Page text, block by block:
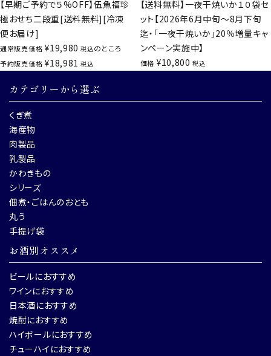
【早期ご予約で５%OFF】伍魚福珍
極おせち二段重[送料無料][冷凍
便お届け]
通常販売価格 ¥19,980 税込のところ
予約販売価格 ¥18,981 税込
【送料無料】一夜干焼いか１０袋セ
ット【2026年6月中旬～8月下旬
迄・「一夜干焼いか」20％増量キャ
ンペーン実施中】
価格 ¥10,800 税込
カテゴリーから選ぶ
くぎ煮
海産物
肉製品
乳製品
かわきもの
シリーズ
佃煮・ごはんのおとも
丸う
手提げ袋
お酒別オススメ
ビールにおすすめ
ワインにおすすめ
日本酒におすすめ
焼酎におすすめ
ハイボールにおすすめ
チューハイにおすすめ